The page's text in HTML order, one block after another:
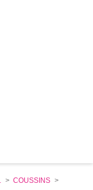
> COUSSINS >